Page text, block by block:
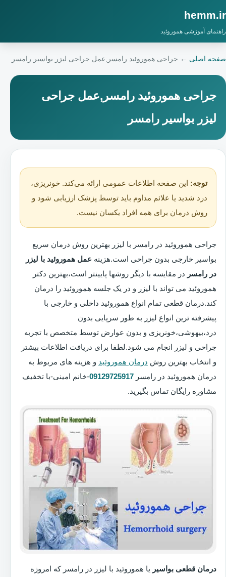
hemm.ir
راهنمای آموزشی هموروئید
صفحه اصلی ← جراحی هموروئید رامسر,عمل جراحی لیزر بواسیر رامسر
جراحی هموروئید رامسر,عمل جراحی
لیزر بواسیر رامسر
توجه: این صفحه اطلاعات عمومی ارائه می‌کند. خونریزی،
درد شدید یا علائم مداوم باید توسط پزشک ارزیابی شود و
روش درمان برای همه افراد یکسان نیست.
جراحی هموروئید در رامسر با لیزر بهترین روش درمان سریع
بواسیر خارجی بدون جراحی است.هزینه عمل هموروئید با لیزر
در رامسر در مقایسه با دیگر روشها پایینتر است،بهترین دکتر
هموروئید می تواند با لیزر و در یک جلسه هموروئید را درمان
کند.درمان قطعی تمام انواع هموروئید داخلی و خارجی با
پیشرفته ترین انواع لیزر به طور سرپایی بدون
درد،بیهوشی،خونریزی و بدون عوارض توسط متخصص با تجربه
جراحی و لیزر انجام می شود.لطفا برای دریافت اطلاعات بیشتر
و انتخاب بهترین روش درمان هموروئید و هزینه های مربوط به
درمان هموروئید در رامسر 09129725917-خانم امینی-با تخفیف
مشاوره رایگان تماس بگیرید.
درمان قطعی بواسیر یا هموروئید با لیزر در رامسر که امروزه